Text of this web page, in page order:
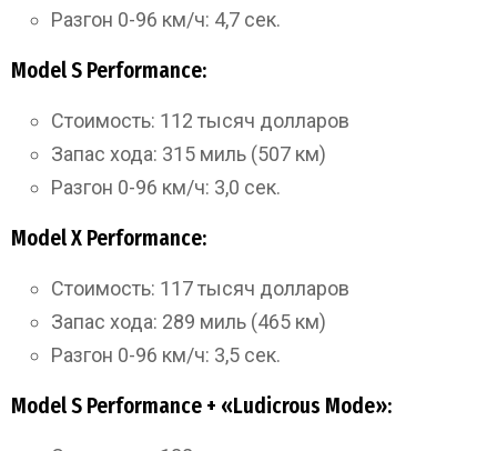
Разгон 0-96 км/ч: 4,7 сек.
Model S Performance:
Стоимость: 112 тысяч долларов
Запас хода: 315 миль (507 км)
Разгон 0-96 км/ч: 3,0 сек.
Model X Performance:
Стоимость: 117 тысяч долларов
Запас хода: 289 миль (465 км)
Разгон 0-96 км/ч: 3,5 сек.
Model S Performance + «Ludicrous Mode»: